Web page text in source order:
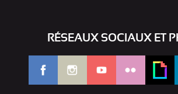
RÉSEAUX SOCIAUX ET